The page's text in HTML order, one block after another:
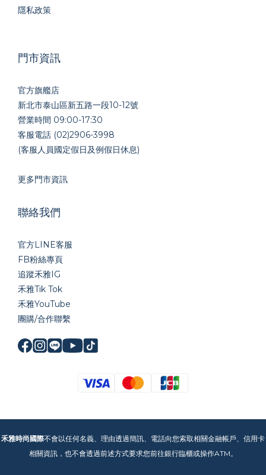
隱私政策
門市資訊
官方旗艦店
新北市泰山區新五路一段10-12號
營業時間 09:00-17:30
客服電話 (02)2906-3998
(客服人員國定假日及例假日休息)
更多門市資訊
聯絡我們
官方LINE客服
FB粉絲專頁
追蹤禾雅IG
禾雅Tik Tok
禾雅YouTube
團購/合作聯繫
禾雅時尚國際不會以任何名義、理由透過簡訊、電話向您索取相關金融帳戶、信用卡
相關資訊，也不會透過前述方式要求您前往銀行臨櫃或操作ATM。